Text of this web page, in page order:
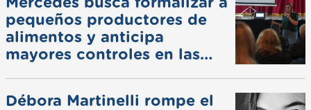
pequeños productores de
alimentos y anticipa
mayores controles en las
Débora Martinelli rompe el